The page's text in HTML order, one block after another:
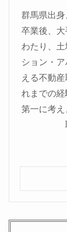
群馬県出
卒業後、
わたり、
ション・
える不動
れまでの
第一に考